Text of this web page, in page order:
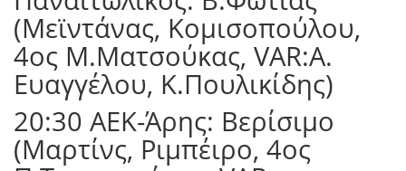
(Μεϊντάνας, Κομισοπούλου,
4ος Μ.Ματσούκας, VAR:Α.
Ευαγγέλου, Κ.Πουλικίδης)
20:30 ΑΕΚ-Άρης: Βερίσιμο
(Μαρτίνς, Ριμπέιρο, 4ος